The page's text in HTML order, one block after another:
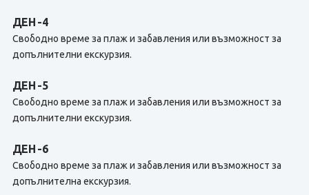
ДЕН -4
Свободно време за плаж и забавления или възможност за
допълнителни екскурзия.
ДЕН -5
Свободно време за плаж и забавления или възможност за
допълнителни екскурзия.
ДЕН -6
Свободно време за плаж и забавления или възможност за
допълнителна екскурзия.